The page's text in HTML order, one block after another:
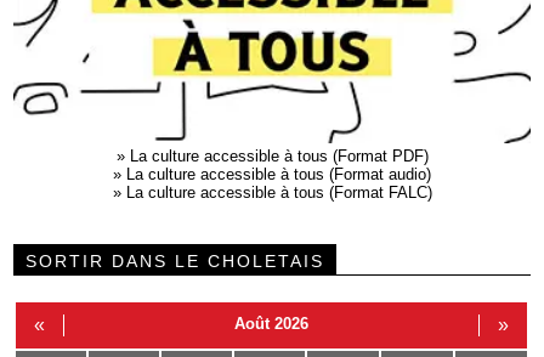
»
La culture accessible à tous (Format PDF)
»
La culture accessible à tous (Format audio)
»
La culture accessible à tous (Format FALC)
SORTIR DANS LE CHOLETAIS
« Août 2026 »